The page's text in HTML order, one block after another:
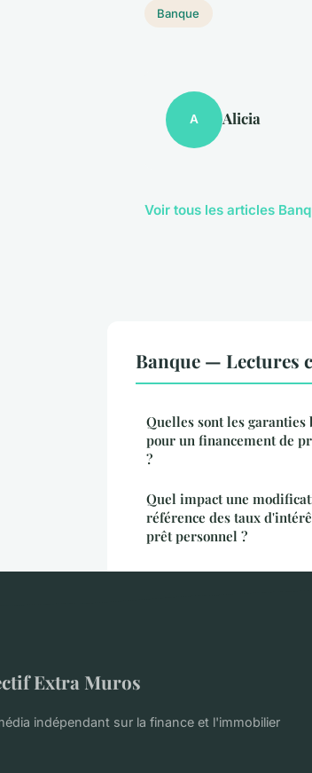
Banque
A Alicia
Voir tous les articles
Banque — Lectures
Quelles sont les garanties
pour un financement de
?
Quel impact une
référence des taux
prêt personnel ?
Extra Muros
indépendant sur la finance et l'immobilier